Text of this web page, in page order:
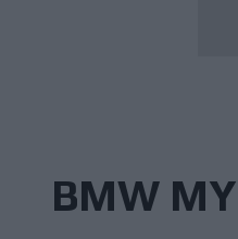
BMW